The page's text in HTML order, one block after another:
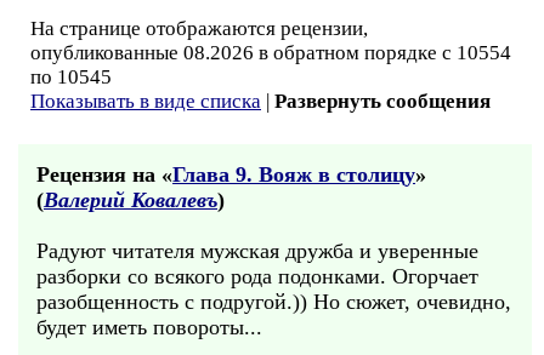
На странице отображаются рецензии,
опубликованные 08.2026 в обратном порядке с 10554
по 10545
Показывать в виде списка | Развернуть сообщения
Рецензия на «Глава 9. Вояж в столицу»
(Валерий Ковалевъ)
Радуют читателя мужская дружба и уверенные
разборки со всякого рода подонками. Огорчает
разобщенность с подругой.)) Но сюжет, очевидно,
будет иметь повороты...